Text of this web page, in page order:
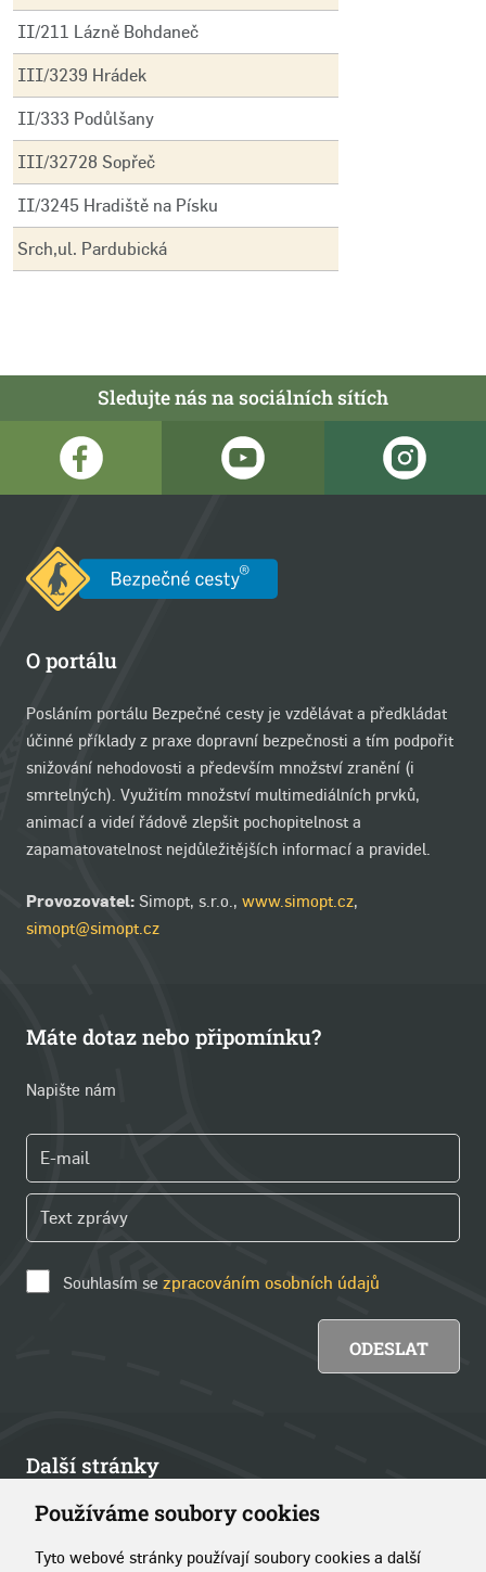
Používáme soubory cookies
Tyto webové stránky používají soubory cookies a další
II/211 Lázně Bohdaneč
III/3239 Hrádek
II/333 Podůlšany
III/32728 Sopřeč
II/3245 Hradiště na Písku
Srch,ul. Pardubická
Sledujte nás na sociálních sítích
O portálu
Posláním portálu Bezpečné cesty je vzdělávat a předkládat
účinné příklady z praxe dopravní bezpečnosti a tím podpořit
snižování nehodovosti a především množství zranění (i
smrtelných). Využitím množství multimediálních prvků,
animací a videí řádově zlepšit pochopitelnost a
zapamatovatelnost nejdůležitějších informací a pravidel.
Provozovatel: Simopt, s.r.o., www.simopt.cz,
simopt@simopt.cz
Máte dotaz nebo připomínku?
Napište nám
Souhlasím se zpracováním osobních údajů
Další stránky
Články
Kontakt